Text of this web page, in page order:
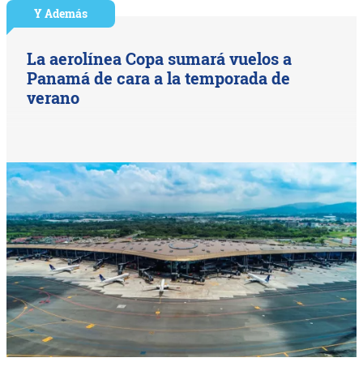
Y Además
La aerolínea Copa sumará vuelos a
Panamá de cara a la temporada de
verano